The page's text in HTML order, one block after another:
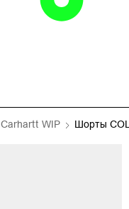
Carhartt WIP Шорты